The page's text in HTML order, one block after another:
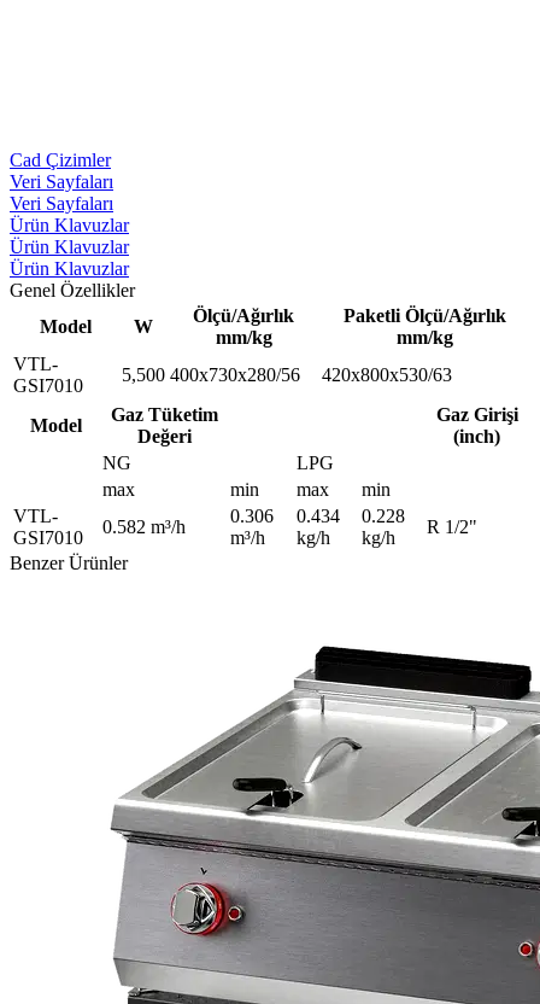
Cad Çizimler
Veri Sayfaları
Veri Sayfaları
Ürün Klavuzlar
Ürün Klavuzlar
Ürün Klavuzlar
Genel Özellikler
Model
W
Ölçü/Ağırlık
mm/kg
Paketli Ölçü/Ağırlık
mm/kg
VTL-
GSI7010
5,500 400x730x280/56 420x800x530/63
Model
Gaz Tüketim
Değeri
Gaz Girişi
(inch)
NG
LPG
max
min max
min
VTL-
GSI7010
0.582 m³/h
0.306
m³/h
0.434
kg/h
0.228
kg/h
R 1/2"
Benzer Ürünler